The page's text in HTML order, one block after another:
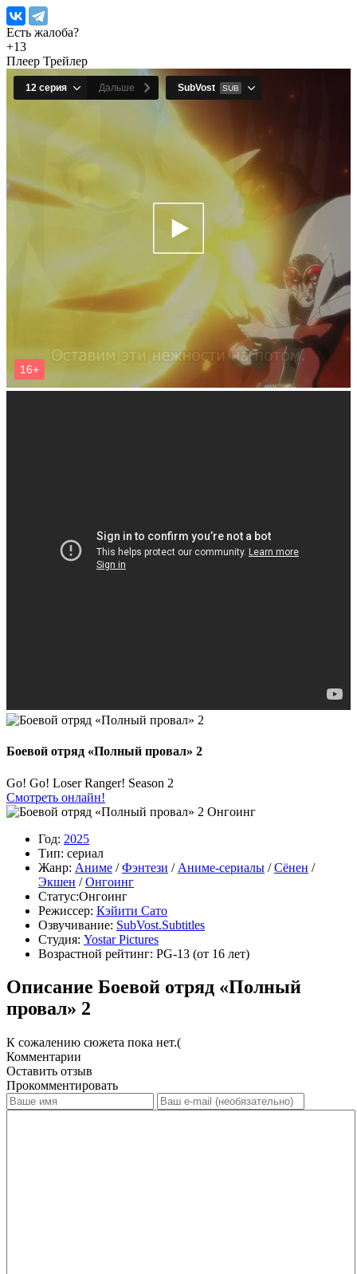
Есть жалоба?
+13
Плеер Трейлер
Боевой отряд «Полный провал» 2
Go! Go! Loser Ranger! Season 2
Смотреть онлайн!
Онгоинг
Год: 2025
Тип: сериал
Жанр: Аниме /Фэнтези / Аниме-сериалы /Сёнен /
Экшен /Онгоинг
Статус:Онгоинг
Режиссер: Кэйити Сато
Озвучивание: SubVost.Subtitles
Студия: Yostar Pictures
Возрастной рейтинг: PG-13 (от 16 лет)
Описание Боевой отряд «Полный
провал» 2
К сожалению сюжета пока нет.(
Комментарии
Оставить отзыв
Прокомментировать